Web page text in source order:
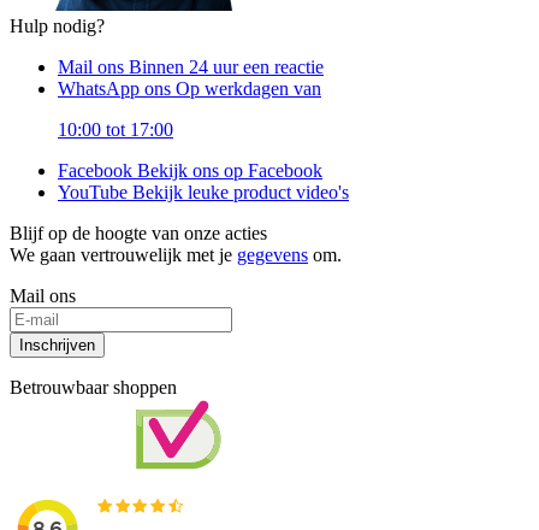
Hulp nodig?
Mail ons Binnen 24 uur een reactie
WhatsApp ons Op werkdagen van
10:00 tot 17:00
Facebook Bekijk ons op Facebook
YouTube Bekijk leuke product video's
Blijf op de hoogte van onze acties
We gaan vertrouwelijk met je gegevens om.
Mail ons
Inschrijven
Betrouwbaar shoppen